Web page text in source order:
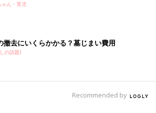
ゃん・育児
撤去にいくらかかる？墓じまい費用
の話題)
Recommended by